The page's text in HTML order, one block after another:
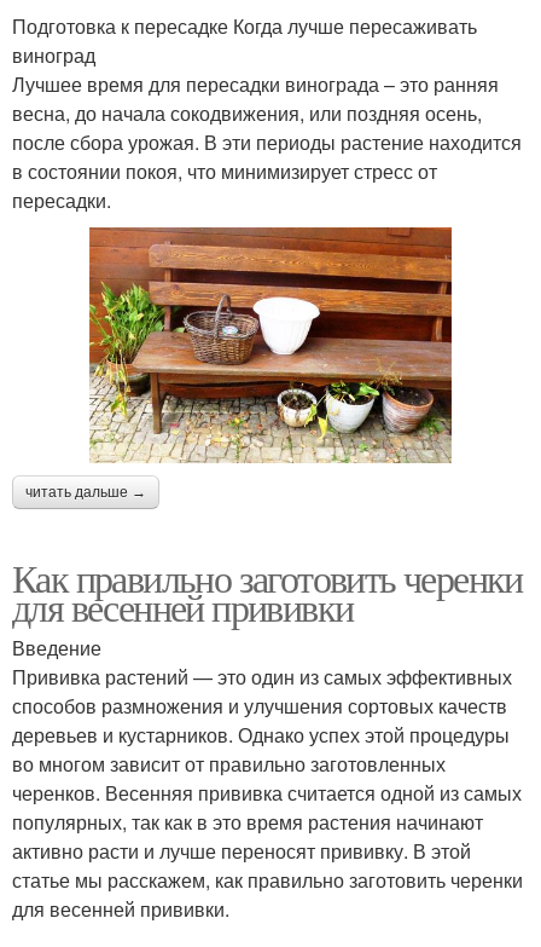
Подготовка к пересадке Когда лучше пересаживать
виноград
Лучшее время для пересадки винограда – это ранняя
весна, до начала сокодвижения, или поздняя осень,
после сбора урожая. В эти периоды растение находится
в состоянии покоя, что минимизирует стресс от
пересадки.
читать дальше →
Как правильно заготовить черенки
для весенней прививки
Введение
Прививка растений — это один из самых эффективных
способов размножения и улучшения сортовых качеств
деревьев и кустарников. Однако успех этой процедуры
во многом зависит от правильно заготовленных
черенков. Весенняя прививка считается одной из самых
популярных, так как в это время растения начинают
активно расти и лучше переносят прививку. В этой
статье мы расскажем, как правильно заготовить черенки
для весенней прививки.